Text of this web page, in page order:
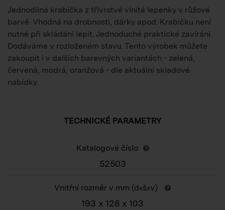
Jednodílná krabička z třívrstvé vlnité lepenky v růžové
barvě. Vhodná na drobnosti, dárky apod. Krabičku není
nutné při skládání lepit. Jednoduché praktické zavírání.
Dodáváme v rozloženém stavu. Tento výrobek můžete
zakoupit i v dalších barevných variantách - zelená,
červená, modrá, oranžová - dle aktuální skladové
nabídky.
TECHNICKÉ PARAMETRY
Katalogové číslo
52503
Vnitřní rozměr v mm (dxšxv)
193 x 128 x 103